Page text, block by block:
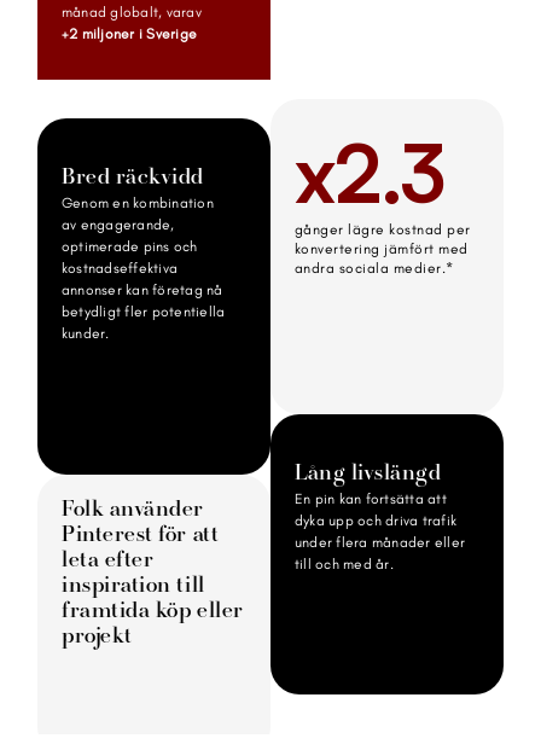
månad globalt, varav
+2 miljoner i Sverige
Bred räckvidd
Genom en kombination
av engagerande,
optimerade pins och
kostnadseffektiva
annonser kan företag nå
betydligt fler potentiella
kunder.
Folk använder
Pinterest för att
leta efter
inspiration till
framtida köp eller
projekt
x2.3
gånger lägre kostnad per
konvertering jämfört med
andra sociala medier.*
Lång livslängd
En pin kan fortsätta att
dyka upp och driva trafik
under flera månader eller
till och med år.